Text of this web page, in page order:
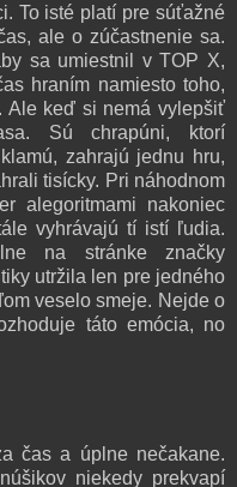
To isté platí pre súťažné
ale o zúčastnenie sa.
sa umiestnil v TOP X,
hraním namiesto toho,
Ale keď si nemá vylepšiť
Sú chrapúni, ktorí
zahrajú jednu hru,
tisícky. Pri náhodnom
alegoritmami nakoniec
vyhrávajú tí istí ľudia.
na stránke značky
utržila len pre jedného
veselo smeje. Nejde o
táto emócia, no
čas a úplne nečakane.
niekedy prekvapí